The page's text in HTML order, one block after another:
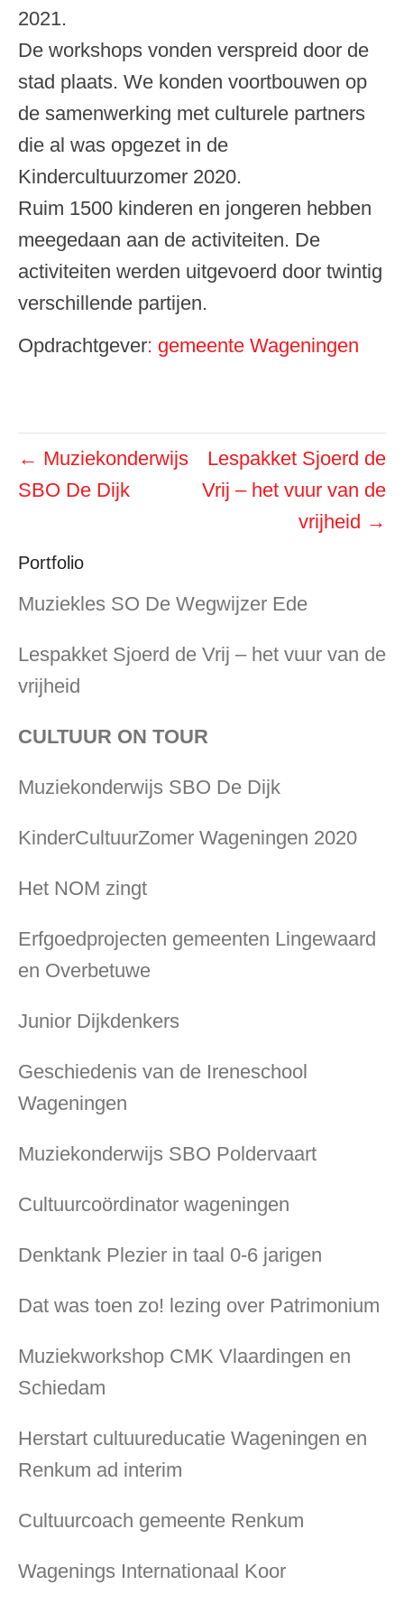
2021.
De workshops vonden verspreid door de
stad plaats. We konden voortbouwen op
de samenwerking met culturele partners
die al was opgezet in de
Kindercultuurzomer 2020.
Ruim 1500 kinderen en jongeren hebben
meegedaan aan de activiteiten. De
activiteiten werden uitgevoerd door twintig
verschillende partijen.
Opdrachtgever: gemeente Wageningen
Bericht
navigatie
← Muziekonderwijs
SBO De Dijk
Lespakket Sjoerd de
Vrij – het vuur van de
vrijheid →
Portfolio
Muziekles SO De Wegwijzer Ede
Lespakket Sjoerd de Vrij – het vuur van de
vrijheid
CULTUUR ON TOUR
Muziekonderwijs SBO De Dijk
KinderCultuurZomer Wageningen 2020
Het NOM zingt
Erfgoedprojecten gemeenten Lingewaard
en Overbetuwe
Junior Dijkdenkers
Geschiedenis van de Ireneschool
Wageningen
Muziekonderwijs SBO Poldervaart
Cultuurcoördinator wageningen
Denktank Plezier in taal 0-6 jarigen
Dat was toen zo! lezing over Patrimonium
Muziekworkshop CMK Vlaardingen en
Schiedam
Herstart cultuureducatie Wageningen en
Renkum ad interim
Cultuurcoach gemeente Renkum
Wagenings Internationaal Koor